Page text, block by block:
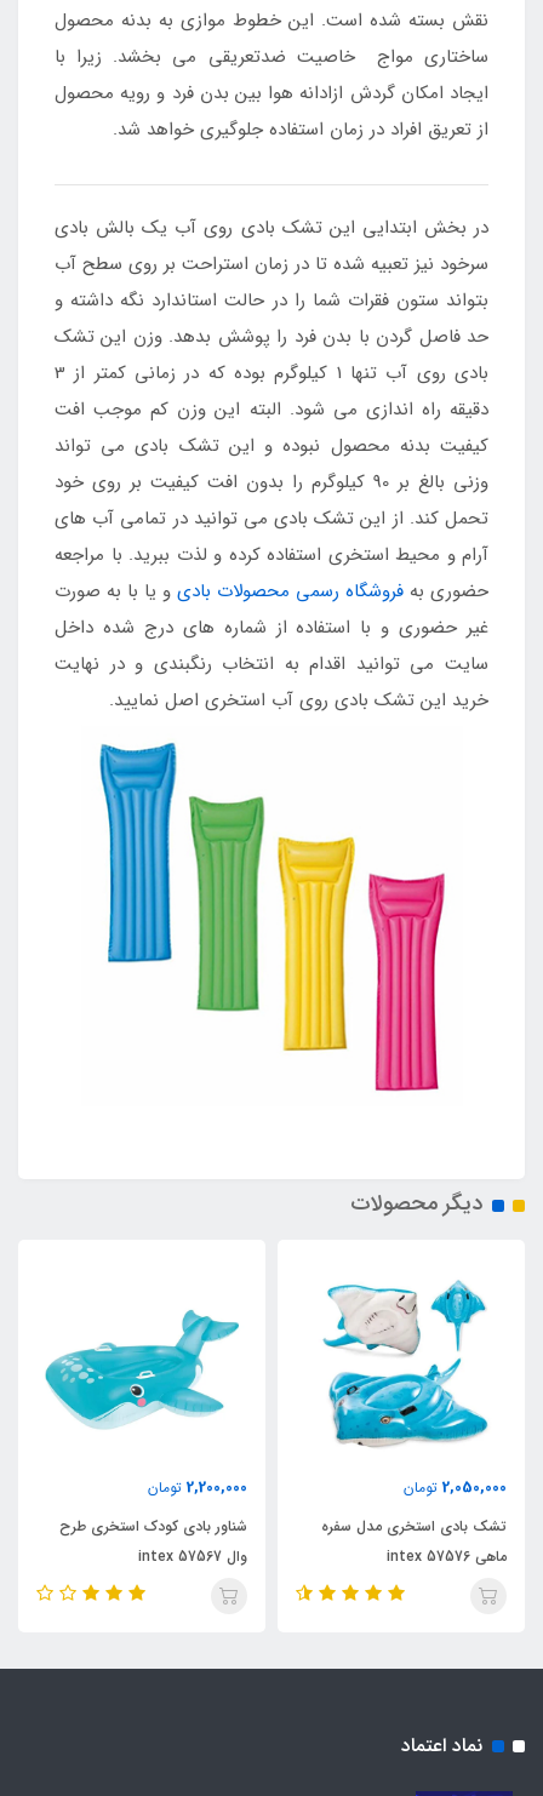
نقش بسته شده است. این خطوط موازی به بدنه محصول
ساختاری مواج خاصیت ضدتعریقی می بخشد. زیرا با
ایجاد امکان گردش ازادانه هوا بین بدن فرد و رویه محصول
از تعریق افراد در زمان استفاده جلوگیری خواهد شد.
در بخش ابتدایی این تشک بادی روی آب یک بالش بادی
سرخود نیز تعبیه شده تا در زمان استراحت بر روی سطح آب
بتواند ستون فقرات شما را در حالت استاندارد نگه داشته و
حد فاصل گردن با بدن فرد را پوشش بدهد. وزن این تشک
بادی روی آب تنها 1 کیلوگرم بوده که در زمانی کمتر از 3
دقیقه راه اندازی می شود. البته این وزن کم موجب افت
کیفیت بدنه محصول نبوده و این تشک بادی می تواند
وزنی بالغ بر 90 کیلوگرم را بدون افت کیفیت بر روی خود
تحمل کند. از این تشک بادی می توانید در تمامی آب های
آرام و محیط استخری استفاده کرده و لذت ببرید. با مراجعه
حضوری به فروشگاه رسمی محصولات بادی و یا با به صورت
غیر حضوری و با استفاده از شماره های درج شده داخل
سایت می توانید اقدام به انتخاب رنگبندی و در نهایت
خرید این تشک بادی روی آب استخری اصل نمایید.
دیگر محصولات
2,050,000 تومان
تشک بادی استخری مدل سفره
ماهی intex 57576
2,200,000 تومان
شناور بادی کودک استخری طرح
وال intex 57567
نماد اعتماد